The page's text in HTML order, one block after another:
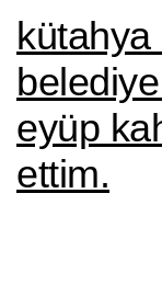
kütahya
eyüp
ettim.